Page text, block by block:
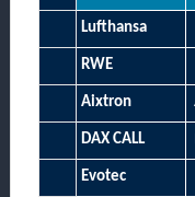
Lufthansa
RWE
Aixtron
DAX CALL
Evotec